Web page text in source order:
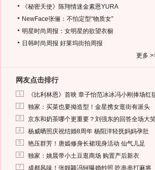
《秘密天使》陈翔情迷金素恩YURA
NewFace张俪：不怕定型“物质女”
明星时尚周报：女明星的欲望衣橱
日韩时尚周报 好莱坞街拍周报
更多
网友点击排行
1 《比利林恩》首映 章子怡范冰冰冯小刚捧场红
2 独家：买菜也要拗造型！金星携女逛街有派头
3 京东和奶茶哪个更重要？刘强东的回答全场大笑
4 杨威晒照庆祝结婚8周年 杨阳洋轻抚妈妈孕肚
5 艳压群芳！唐嫣修身长裙现身活动 仙气儿足
6 独家：姚晨带小土豆逛商场 购置产后新衣
7 成都风味！张靓颖冯轲曝婚纱照 吃串串打麻将